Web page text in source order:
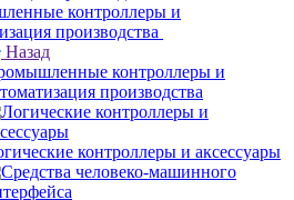
контроллеры и
производства
Назад
контроллеры и
производства
контроллеры и аксессуары